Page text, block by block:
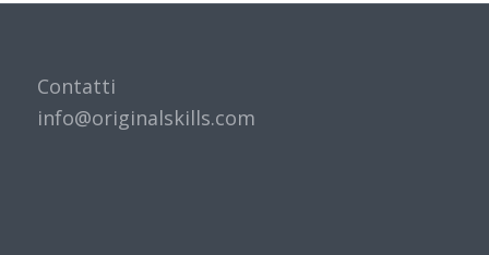
Contatti
info@originalskills.com